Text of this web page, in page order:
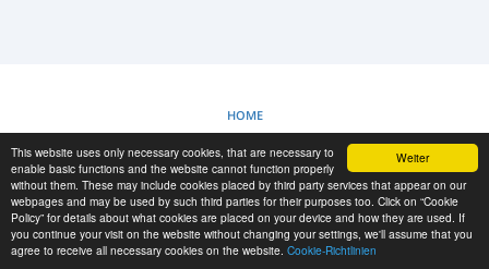
Weiter
This website uses only necessary cookies, that are necessary to
enable basic functions and the website cannot function properly
without them. These may include cookies placed by third party services that appear on our
webpages and may be used by such third parties for their purposes too. Click on “Cookie
Policy” for details about what cookies are placed on your device and how they are used. If
you continue your visit on the website without changing your settings, we'll assume that you
agree to receive all necessary cookies on the website. Cookie-Richtlinien
HOME
COOKIE-RICHTLINIE
RESCUE MATERIAL